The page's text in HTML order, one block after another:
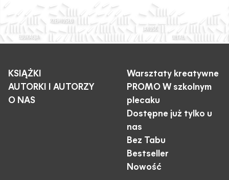
KSIĄŻKI
AUTORKI I AUTORZY
O NAS
Warsztaty kreatywne
PROMO W szkolnym
plecaku
Dostępne już tylko u
nas
Bez Tabu
Bestseller
Nowość